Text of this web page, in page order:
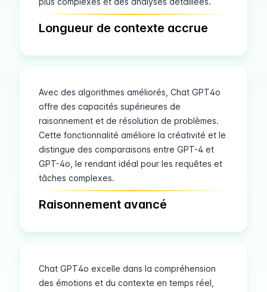
Longueur de contexte accrue
Avec des algorithmes améliorés, Chat GPT4o
offre des capacités supérieures de
raisonnement et de résolution de problèmes.
Cette fonctionnalité améliore la créativité et le
distingue des comparaisons entre GPT-4 et
GPT-4o, le rendant idéal pour les requêtes et
tâches complexes.
Raisonnement avancé
Chat GPT4o excelle dans la compréhension
des émotions et du contexte en temps réel,